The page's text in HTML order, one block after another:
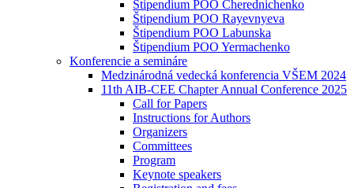
Štipendium POO Cherednichenko
Štipendium POO Rayevnyeva
Štipendium POO Labunska
Štipendium POO Yermachenko
Konferencie a semináre
Medzinárodná vedecká konferencia VŠEM 2024
11th AIB-CEE Chapter Annual Conference 2025
Call for Papers
Instructions for Authors
Organizers
Committees
Program
Keynote speakers